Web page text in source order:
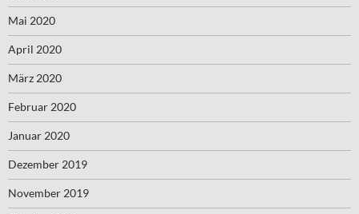
Mai 2020
April 2020
März 2020
Februar 2020
Januar 2020
Dezember 2019
November 2019